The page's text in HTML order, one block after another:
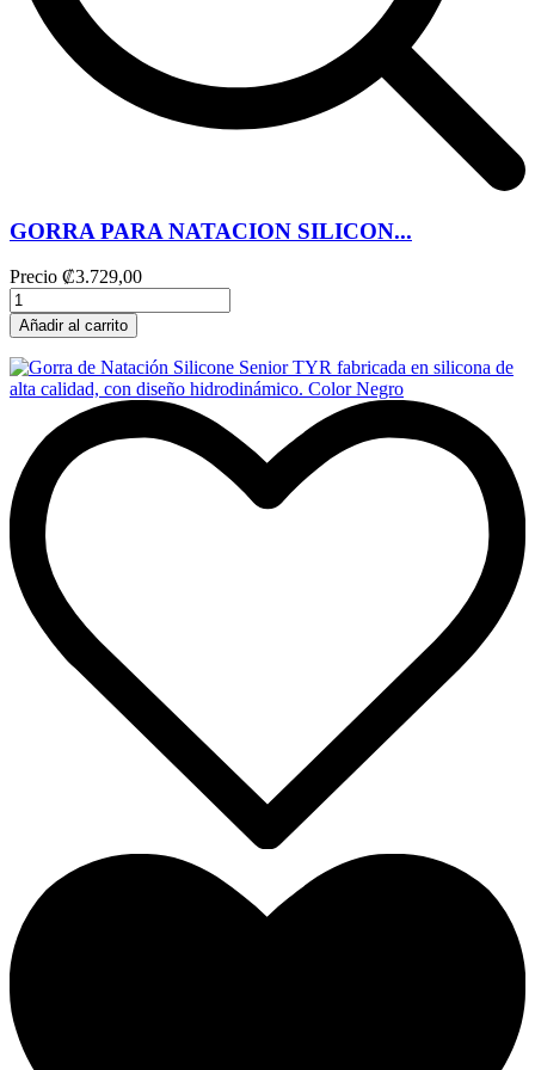
GORRA PARA NATACION SILICON...
Precio ₡3.729,00
Añadir al carrito